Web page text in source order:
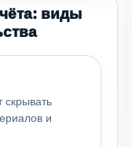
виды
и